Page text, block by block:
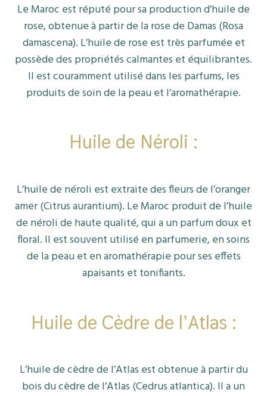
Le Maroc est réputé pour sa production d’huile de
rose, obtenue à partir de la rose de Damas (Rosa
damascena). L’huile de rose est très parfumée et
possède des propriétés calmantes et équilibrantes.
Il est couramment utilisé dans les parfums, les
produits de soin de la peau et l’aromathérapie.
Huile de Néroli :
L’huile de néroli est extraite des fleurs de l’oranger
amer (Citrus aurantium). Le Maroc produit de l’huile
de néroli de haute qualité, qui a un parfum doux et
floral. Il est souvent utilisé en parfumerie, en soins
de la peau et en aromathérapie pour ses effets
apaisants et tonifiants.
Huile de Cèdre de l’Atlas :
L’huile de cèdre de l’Atlas est obtenue à partir du
bois du cèdre de l’Atlas (Cedrus atlantica). Il a un